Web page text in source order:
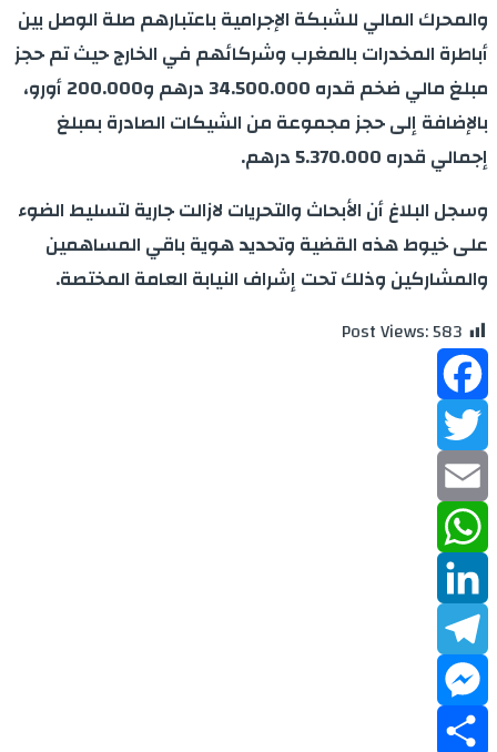
والمحرك المالي للشبكة الإجرامية باعتبارهم صلة الوصل بين
أباطرة المخدرات بالمغرب وشركائهم في الخارج حيث تم حجز
مبلغ مالي ضخم قدره 34.500.000 درهم و200.000 أورو،
بالإضافة إلى حجز مجموعة من الشيكات الصادرة بمبلغ
إجمالي قدره 5.370.000 درهم
.
وسجل البلاغ أن الأبحاث والتحريات لازالت جارية لتسليط الضوء
على خيوط هذه القضية وتحديد هوية باقي المساهمين
والمشاركين وذلك تحت إشراف النيابة العامة المختصة.
Post Views:583
Facebook
Twitter
Email
WhatsApp
LinkedIn
Telegram
Messenger